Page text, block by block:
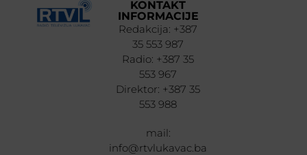
KONTAKT
INFORMACIJE
Redakcija: +387
35 553 987
Radio: +387 35
553 967
Direktor: +387 35
553 988
mail:
info@rtvlukavac.ba